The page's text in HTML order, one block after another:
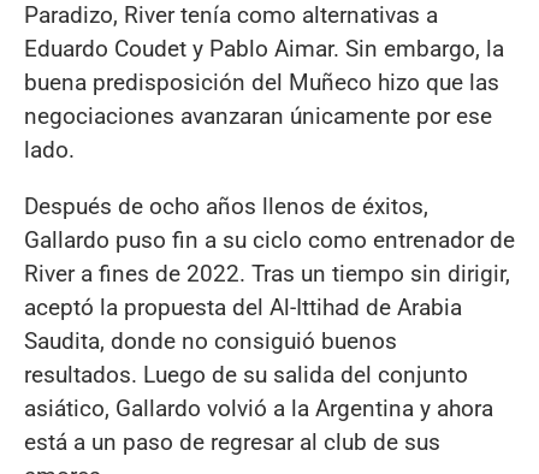
Paradizo, River tenía como alternativas a
Eduardo Coudet y Pablo Aimar. Sin embargo, la
buena predisposición del Muñeco hizo que las
negociaciones avanzaran únicamente por ese
lado.
Después de ocho años llenos de éxitos,
Gallardo puso fin a su ciclo como entrenador de
River a fines de 2022. Tras un tiempo sin dirigir,
aceptó la propuesta del Al-Ittihad de Arabia
Saudita, donde no consiguió buenos
resultados. Luego de su salida del conjunto
asiático, Gallardo volvió a la Argentina y ahora
está a un paso de regresar al club de sus